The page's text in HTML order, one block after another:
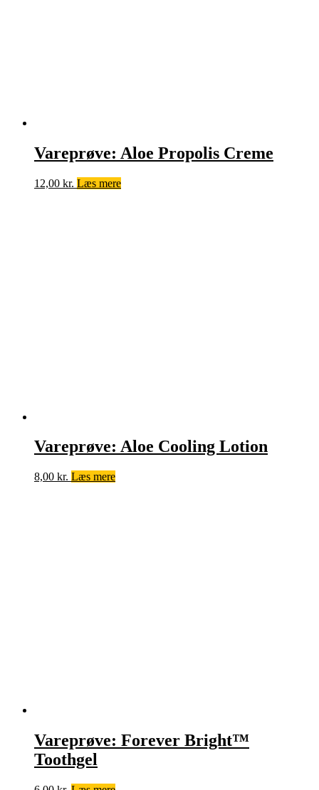
Vareprøve: Aloe Propolis Creme
12,00 kr. Læs mere
Vareprøve: Aloe Cooling Lotion
8,00 kr. Læs mere
Vareprøve: Forever Bright™
Toothgel